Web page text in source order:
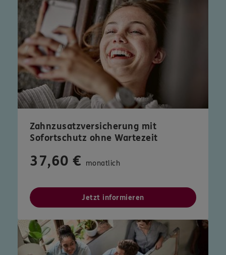
Zahnzusatzversicherung mit
Sofortschutz ohne Wartezeit
37,60 € monatlich
Jetzt informieren